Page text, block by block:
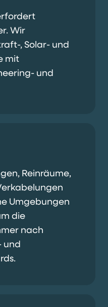
Wir
, Solar- und
mit
und
Reinräume,
Umgebungen
die
nach
und